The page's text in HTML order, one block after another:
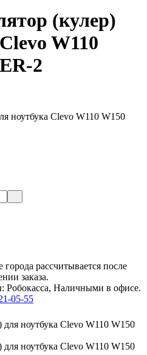
(кулер)
W110
2
ноутбука Clevo W110 W150
рассчитывается после
заказа.
Робокасса, Наличными в офисе.
05-55